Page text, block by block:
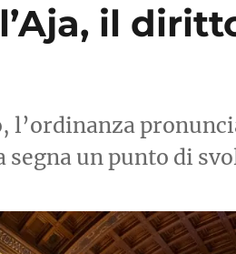
il
un punto di